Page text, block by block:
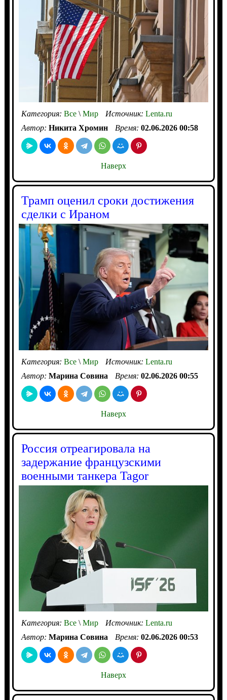
Категория: Все\Мир Источник: Lenta.ru
Автор: Никита Хромин Время: 02.06.2026 00:58
Наверх
Трамп оценил сроки достижения
сделки с Ираном
Категория: Все\Мир Источник: Lenta.ru
Автор: Марина Совина Время: 02.06.2026 00:55
Наверх
Россия отреагировала на
задержание французскими
военными танкера Tagor
Категория: Все\Мир Источник: Lenta.ru
Автор: Марина Совина Время: 02.06.2026 00:53
Наверх